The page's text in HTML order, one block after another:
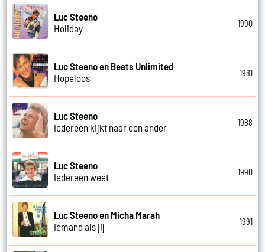
Luc Steeno
Holiday
1990
Luc Steeno en Beats Unlimited
Hopeloos
1981
Luc Steeno
Iedereen kijkt naar een ander
1988
Luc Steeno
Iedereen weet
1990
Luc Steeno en Micha Marah
Iemand als jij
1991